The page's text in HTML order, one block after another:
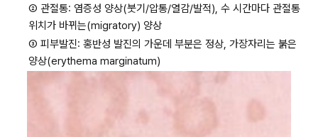
② 관절통: 염증성 양상(붓기/압통/열감/발적), 수 시간마다 관절통
위치가 바뀌는(migratory) 양상
③ 피부발진: 홍반성 발진의 가운데 부분은 정상, 가장자리는 붉은
양상(erythema marginatum)